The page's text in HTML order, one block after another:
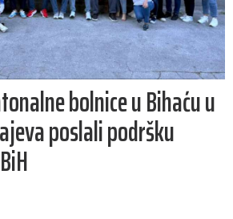
bolnice u Bihaću u
poslali podršku